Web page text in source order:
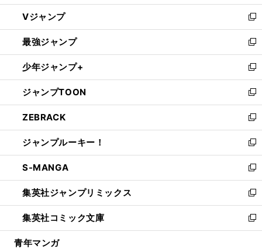
ウ
ィ
ン
ド
ウ
で
開
く
し
い
ウ
ィ
ン
ド
ウ
で
開
く
Vジャンプ
新
し
い
ウ
ィ
ン
ド
ウ
で
開
く
最強ジャンプ
新
し
い
ウ
ィ
ン
ド
ウ
で
開
く
少年ジャンプ+
新
し
い
ウ
ィ
ン
ド
ウ
で
開
く
ジャンプTOON
新
し
い
ウ
ィ
ン
ド
ウ
で
開
く
ZEBRACK
新
し
い
ウ
ィ
ン
ド
ウ
で
開
ジャンプルーキー！
新
し
い
ウ
ィ
ン
ド
ウ
S-MANGA
新
し
い
ウ
ィ
ン
集英社ジャンプリミックス
新
し
い
ウ
集英社コミック文庫
新
し
青年マンガ